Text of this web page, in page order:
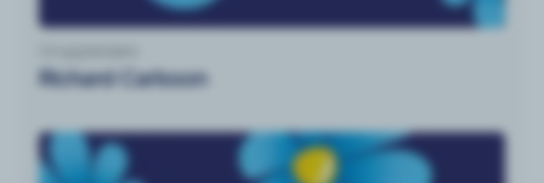
Richard Carlsson